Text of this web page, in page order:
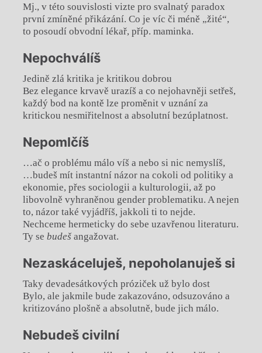
Mj., v této souvislosti vizte pro svalnatý paradox
první zmíněné přikázání. Co je víc či méně „žité“,
to posoudí obvodní lékař, příp. maminka.
Nepochválíš
Jedině zlá kritika je kritikou dobrou
Bez elegance krvavě urazíš a co nejohavněji setřeš,
každý bod na kontě lze proměnit v uznání za
kritickou nesmiřitelnost a absolutní bezúplatnost.
Nepomlčíš
…ač o problému málo víš a nebo si nic nemyslíš,
…budeš mít instantní názor na cokoli od politiky a
ekonomie, přes sociologii a kulturologii, až po
libovolně vyhraněnou gender problematiku. A nejen
to, názor také vyjádříš, jakkoli ti to nejde.
Nechceme hermeticky do sebe uzavřenou literaturu.
Ty se budešangažovat.
Nezaskáceluješ, nepoholanuješ si
Taky devadesátkových próziček už bylo dost
Bylo, ale jakmile bude zakazováno, odsuzováno a
kritizováno plošně a absolutně, bude jich málo.
Nebudeš civilní